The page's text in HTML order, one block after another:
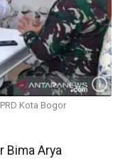
Kota Bogor
Bima Arya